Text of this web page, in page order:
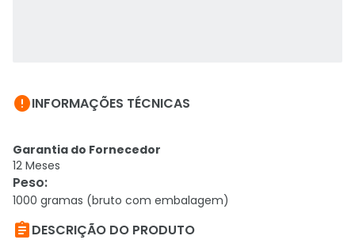
INFORMAÇÕES TÉCNICAS
Garantia do Fornecedor
12 Meses
Peso:
1000 gramas (bruto com embalagem)
DESCRIÇÃO DO PRODUTO